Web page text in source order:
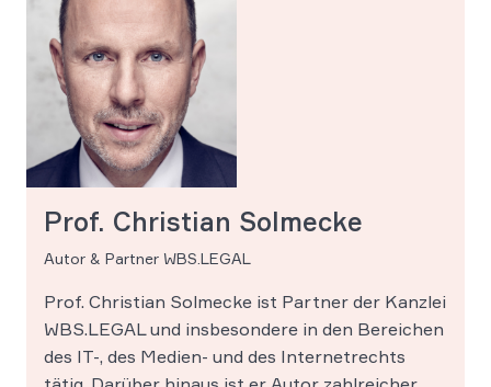
Prof. Christian Solmecke
Autor & Partner WBS.LEGAL
Prof. Christian Solmecke ist Partner der Kanzlei
WBS.LEGAL und insbesondere in den Bereichen
des IT-, des Medien- und des Internetrechts